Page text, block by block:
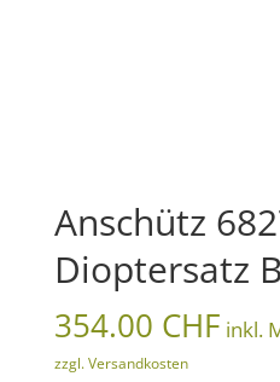
Anschütz
Dioptersatz
354.00 CHF inkl.
zzgl. Versandkosten